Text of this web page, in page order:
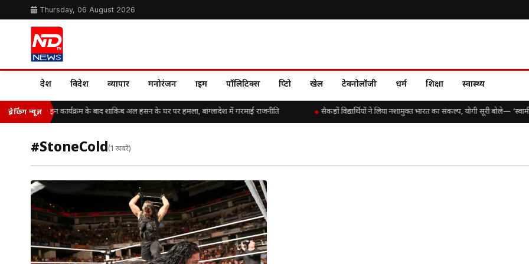
Thursday, 06 August 2026
देश विदेश व्यापार मनोरंजन क्राइम पॉलिटिक्स क्रिप्टो खेल टेक्नोलॉजी धर्म शिक्षा स्वास्थ्य
ब्रेकिंग न्यूज़
के ऑनलाइन कार्यक्रम के बाद शाकिब अल हसन के घर पर हमला, बांग्लादेश में गरमाई राजनीति सैकड़ों विद्यार्थियों ने लिया नशामुक्त भारत का संकल्प, योगी सूरी बोले—
#StoneCold(1 खबरें)